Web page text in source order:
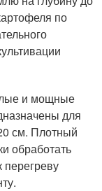
по
и мощные
для
см. Плотный
обработать
перегреву